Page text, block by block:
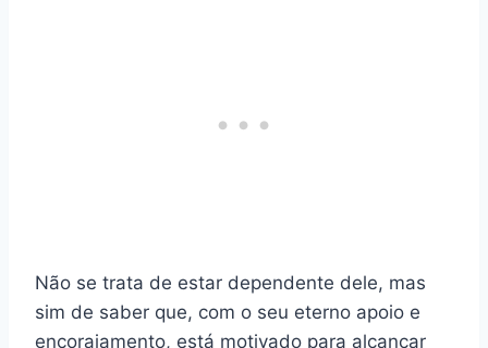
Não se trata de estar dependente dele, mas
sim de saber que, com o seu eterno apoio e
encorajamento, está motivado para alcançar